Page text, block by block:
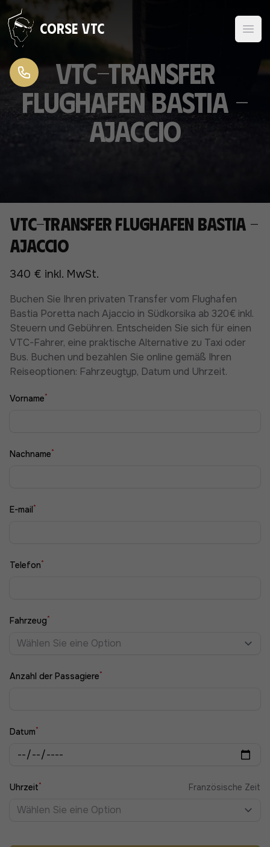
Zum Inhalt springen
Corse VTC
VTC-Transfer
Flughafen Bastia -
Ajaccio
VTC-Transfer Flughafen Bastia -
Ajaccio
340 € inkl. MwSt.
Buchen Sie Ihren privaten Transfer vom Flughafen
Bastia Poretta nach Ajaccio in Südkorsika ab 320€ inkl.
Steuern und Gebühren. Entscheiden Sie sich für einen
VTC-Fahrer, eine praktische Alternative zu Taxi oder
Bus. Buchen und bezahlen Sie online gemäß Ihren
Reiseoptionen: Fahrzeugtyp, Datum und Uhrzeit.
Vorname*
Nachname*
E-mail*
Telefon*
Fahrzeug*
Wählen Sie eine Option
Anzahl der Passagiere*
Datum*
Uhrzeit* Französische Zeit
Wählen Sie eine Option